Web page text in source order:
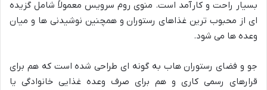
بسیار راحت و کارآمد است. منوی روم سرویس معمولاً شامل گزیده
ای از محبوب ترین غذاهای رستوران و همچنین نوشیدنی ها و میان
وعده ها می شود.
جو و فضای رستوران هاب به گونه ای طراحی شده است که هم برای
قرارهای رسمی کاری و هم برای صرف وعده غذایی خانوادگی یا